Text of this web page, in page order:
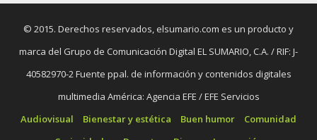
© 2015. Derechos reservados, elsumario.com es un producto y
marca del Grupo de Comunicación Digital EL SUMARIO, C.A. / RIF: J-
40582970-2 Fuente ppal. de información y contenidos digitales
multimedia América: Agencia EFE / EFE Servicios
Audiovisual
Bienestar y estética Buen humor
Comunidad